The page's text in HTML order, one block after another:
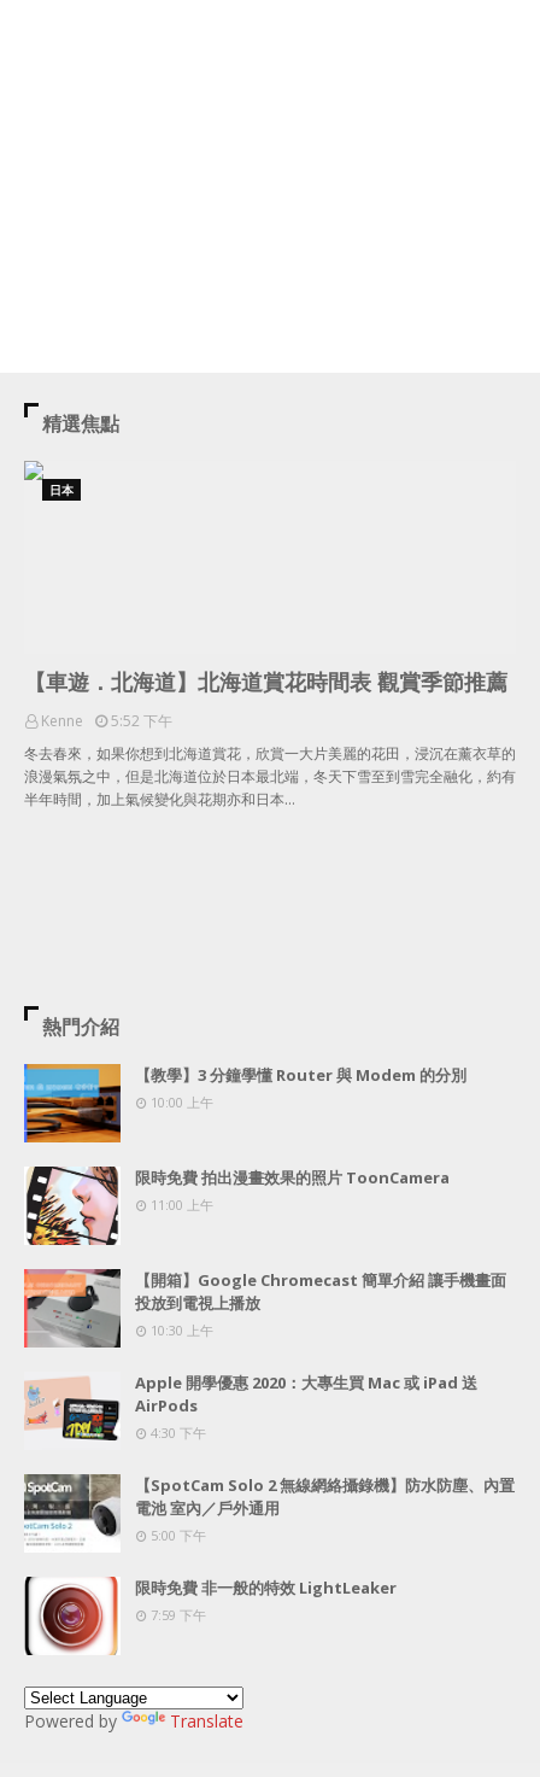
精選焦點
日本
【車遊．北海道】北海道賞花時間表 觀賞季節推薦
Kenne
5:52 下午
冬去春來，如果你想到北海道賞花，欣賞一大片美麗的花田，浸沉在薰衣草的
浪漫氣氛之中，但是北海道位於日本最北端，冬天下雪至到雪完全融化，約有
半年時間，加上氣候變化與花期亦和日本…
熱門介紹
【教學】3 分鐘學懂 Router 與 Modem 的分別
10:00 上午
限時免費 拍出漫畫效果的照片 ToonCamera
11:00 上午
【開箱】Google Chromecast 簡單介紹 讓手機畫面
投放到電視上播放
10:30 上午
Apple 開學優惠 2020：大專生買 Mac 或 iPad 送
AirPods
4:30 下午
【SpotCam Solo 2 無線網絡攝錄機】防水防塵、內置
電池 室內／戶外通用
5:00 下午
限時免費 非一般的特效 LightLeaker
7:59 下午
Powered by Translate